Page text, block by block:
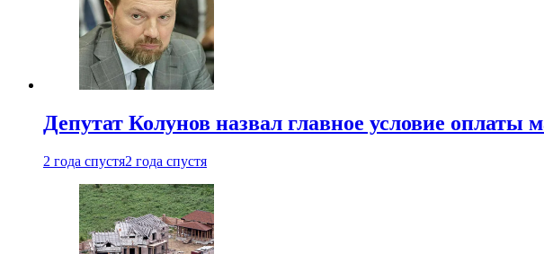
Депутат Колунов назвал главное условие оплаты
2 года спустя2 года спустя